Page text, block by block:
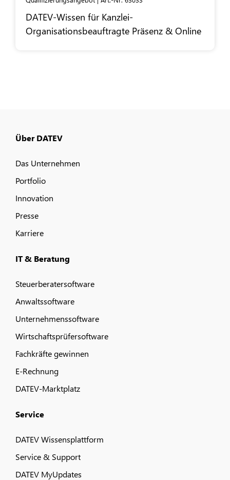
DATEV-Wissen für Kanzlei-
Organisationsbeauftragte Präsenz & Online
Über DATEV
Das Unternehmen
Portfolio
Innovation
Presse
Karriere
IT & Beratung
Steuerberatersoftware
Anwaltssoftware
Unternehmenssoftware
Wirtschaftsprüfersoftware
Fachkräfte gewinnen
E-Rechnung
DATEV-Marktplatz
Service
DATEV Wissensplattform
Service & Support
DATEV MyUpdates